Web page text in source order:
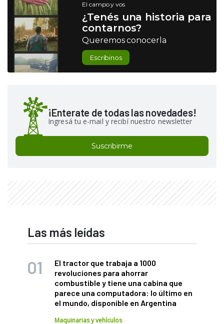
El campo y vos
¿Tenés una historia para
contarnos?
Queremos conocerla
Escribinos
¡Enterate de todas las novedades!
Ingresá tu e-mail y recibí nuestro newsletter
Suscribirme
Las más leídas
El tractor que trabaja a 1000
revoluciones para ahorrar
combustible y tiene una cabina que
parece una computadora: lo último en
el mundo, disponible en Argentina
Maquinarias y vehículos